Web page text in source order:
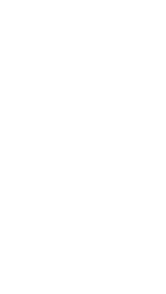
Slunečné
je vzdáleno 30 km.
s recepcí, hlavní